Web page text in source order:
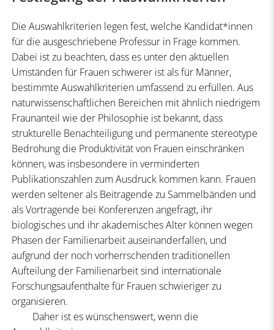
Die Auswahlkriterien legen fest, welche Kandidat*innen
für die ausgeschriebene Professur in Frage kommen.
Dabei ist zu beachten, dass es unter den aktuellen
Umständen für Frauen schwerer ist als für Männer,
bestimmte Auswahlkriterien umfassend zu erfüllen. Aus
naturwissenschaftlichen Bereichen mit ähnlich niedrigem
Fraunanteil wie der Philosophie ist bekannt, dass
strukturelle Benachteiligung und permanente stereotype
Bedrohung die Produktivität von Frauen einschränken
können, was insbesondere in verminderten
Publikationszahlen zum Ausdruck kommen kann. Frauen
werden seltener als Beitragende zu Sammelbänden und
als Vortragende bei Konferenzen angefragt, ihr
biologisches und ihr akademisches Alter können wegen
Phasen der Familienarbeit auseinanderfallen, und
aufgrund der noch vorherrschenden traditionellen
Aufteilung der Familienarbeit sind internationale
Forschungsaufenthalte für Frauen schwieriger zu
organisieren.
Daher ist es wünschenswert, wenn die